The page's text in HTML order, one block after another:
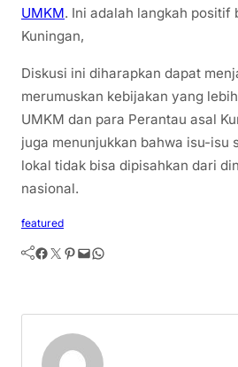
UMKM. Ini adalah langkah positif
Kuningan,
Diskusi ini diharapkan dapat
merumuskan kebijakan yang
UMKM dan para Perantau asal
juga menunjukkan bahwa isu-isu
lokal tidak bisa dipisahkan dari
nasional.
featured
Facebook Twitter Pinterest Mail WhatsApp